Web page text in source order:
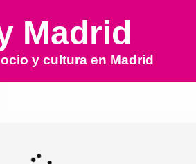
Madrid
y cultura en Madrid